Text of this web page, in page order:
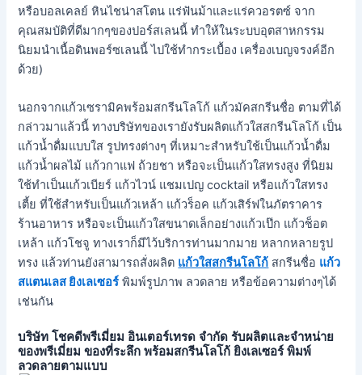
หรือบอลเคลย์ หินไชน่าสโตน แร่ฟันม้าและแร่ควอรตซ์ จาก
คุณสมบัติที่ดีมากๆของปอร์สเลนนี้ ทำให้ในระบบอุตสาหกรรม
นิยมนำเนื้อดินพอร์ซเลนนี้ ไปใช้ทำกระเบื้อง เครื่องเบญจรงค์อีก
ด้วย)
นอกจากแก้วเซรามิคพร้อมสกรีนโลโก้ แก้วมัคสกรีนชื่อ ตามที่ได้
กล่าวมาแล้วนี้ ทางบริษัทของเรายังรับผลิตแก้วใสสกรีนโลโก้ เป็น
แก้วน้ำดื่มแบบใส รูปทรงต่างๆ ที่เหมาะสำหรับใช้เป็นแก้วน้ำดื่ม
แก้วน้ำผลไม้ แก้วกาแฟ ถ้วยชา หรือจะเป็นแก้วใสทรงสูง ที่นิยม
ใช้ทำเป็นแก้วเบียร์ แก้วไวน์ แชมเปญ cocktail หรือแก้วใสทรง
เตี้ย ที่ใช้สำหรับเป็นแก้วเหล้า แก้วร็อค แก้วเสิร์ฟในภัตราคาร
ร้านอาหาร หรือจะเป็นแก้วใสขนาดเล็กอย่างแก้วเป๊ก แก้วช็อต
เหล้า แก้วโชจู ทางเราก็มีไว้บริการท่านมากมาย หลากหลายรูป
ทรง แล้วท่านยังสามารถสั่งผลิต แก้วใสสกรีนโลโก้ สกรีนชื่อ แก้ว
สแตนเลส ยิงเลเซอร์ พิมพ์รูปภาพ ลวดลาย หรือข้อความต่างๆได้
เช่นกัน
บริษัท โชคดีพรีเมี่ยม อินเตอร์เทรด จำกัด รับผลิตและจำหน่าย
ของพรีเมี่ยม ของที่ระลึก พร้อมสกรีนโลโก้ ยิงเลเซอร์ พิมพ์
ลวดลายตามแบบ